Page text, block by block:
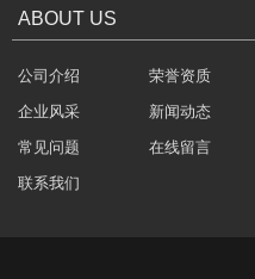
ABOUT US
公司介绍
荣誉资质
企业风采
新闻动态
常见问题
在线留言
联系我们